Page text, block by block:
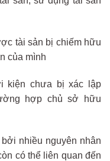
tài sản bị chiếm hữu
của mình
kiện chưa bị xác lập
hợp chủ sở hữu
nhiều nguyên nhân
có thể liên quan đến